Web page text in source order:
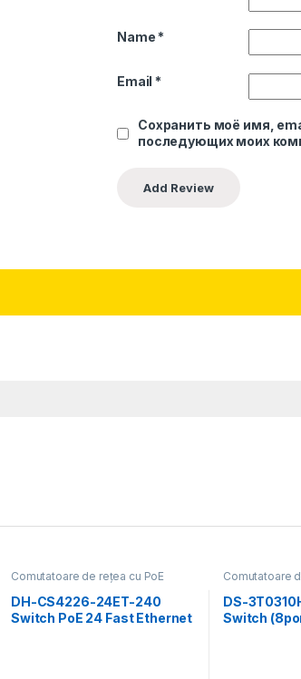
Name *
Email *
Сохранить моё имя,
последующих моих
Comutatoare de rețea cu PoE
DH-CS4226-24ET-240
Switch PoE 24 Fast Ethernet
Comutatoare
DS-
Switch